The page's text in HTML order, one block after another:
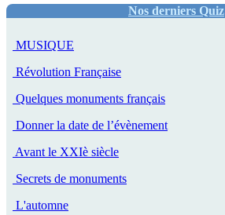
Nos derniers Quiz
MUSIQUE
Révolution Française
Quelques monuments français
Donner la date de l’évènement
Avant le XXIè siècle
Secrets de monuments
L'automne